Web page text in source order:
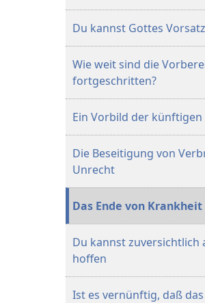
Du kannst Gottes
Wie weit sind die
fortgeschritten?
Ein Vorbild der künftigen
Die Beseitigung von
Unrecht
Das Ende von Krankheit
Du kannst zuversichtlich
hoffen
Ist es vernünftig, daß